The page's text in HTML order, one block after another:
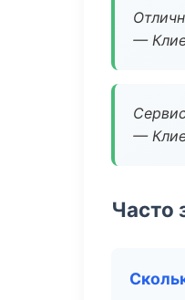
—
—
Часто